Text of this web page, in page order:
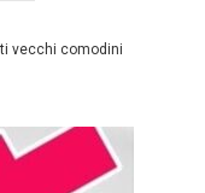
vecchi comodini